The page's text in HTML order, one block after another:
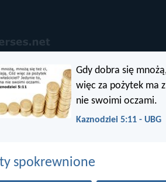
Gdy dobra się
więc za pożytek ma
nie swoimi oczami.
Kaznodziei 5:11 - UBG
spokrewnione